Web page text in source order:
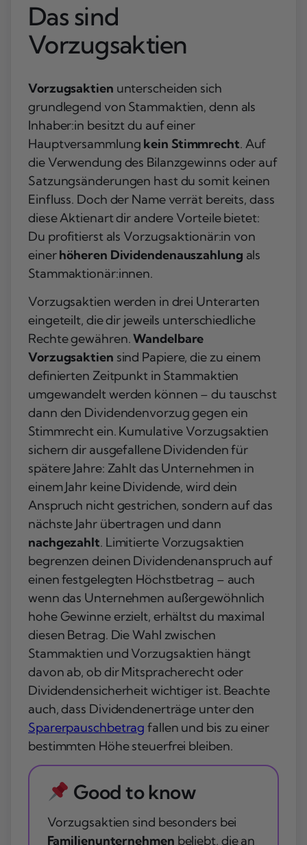
Das sind
Vorzugsaktien
Vorzugsaktien unterscheiden sich
grundlegend von Stammaktien, denn als
Inhaber:in besitzt du auf einer
Hauptversammlung kein Stimmrecht. Auf
die Verwendung des Bilanzgewinns oder auf
Satzungsänderungen hast du somit keinen
Einfluss. Doch der Name verrät bereits, dass
diese Aktienart dir andere Vorteile bietet:
Du profitierst als Vorzugsaktionär:in von
einerhöheren Dividendenauszahlung als
Stammaktionär:innen.
Vorzugsaktien werden in drei Unterarten
eingeteilt, die dir jeweils unterschiedliche
Rechte gewähren.Wandelbare
Vorzugsaktien sind Papiere, die zu einem
definierten Zeitpunkt in Stammaktien
umgewandelt werden können – du tauschst
dann den Dividendenvorzug gegen ein
Stimmrecht ein. Kumulative Vorzugsaktien
sichern dir ausgefallene Dividenden für
spätere Jahre: Zahlt das Unternehmen in
einem Jahr keine Dividende, wird dein
Anspruch nicht gestrichen, sondern auf das
nächste Jahr übertragen und dann
nachgezahlt. Limitierte Vorzugsaktien
begrenzen deinen Dividendenanspruch auf
einen festgelegten Höchstbetrag – auch
wenn das Unternehmen außergewöhnlich
hohe Gewinne erzielt, erhältst du maximal
diesen Betrag. Die Wahl zwischen
Stammaktien und Vorzugsaktien hängt
davon ab, ob dir Mitspracherecht oder
Dividendensicherheit wichtiger ist. Beachte
auch, dass Dividendenerträge unter den
Sparerpauschbetrag fallen und bis zu einer
bestimmten Höhe steuerfrei bleiben.
Good to know
Vorzugsaktien sind besonders bei
Familienunternehmen beliebt, die an